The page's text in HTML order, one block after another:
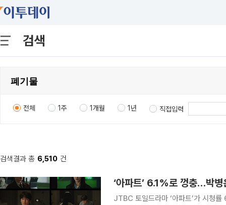
검색
전체 1주 1개월 1년 직접입력
검색결과 총 6,510 건
‘아파트’ 6.1%로 껑충…박
JTBC 토일드라마 ‘아파트’가 시청률